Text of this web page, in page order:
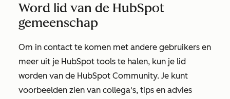
Word lid van de HubSpot
gemeenschap
Om in contact te komen met andere gebruikers en
meer uit je HubSpot tools te halen, kun je lid
worden van de HubSpot Community. Je kunt
voorbeelden zien van collega's, tips en advies